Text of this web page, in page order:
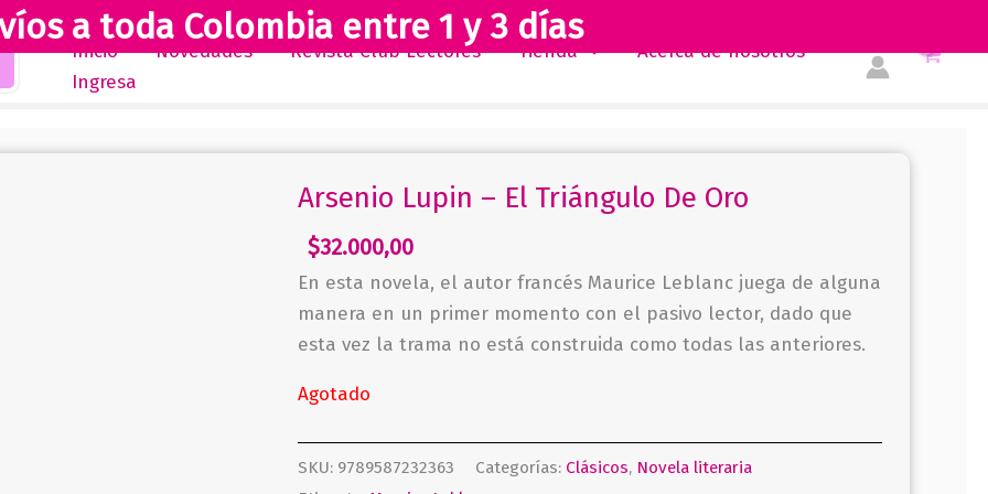
a toda Colombia entre 1 y 3 días
Inicio Novedades Revista Club Lectores Tienda
Acerca de nosotros
Ingresa
Arsenio Lupin – El Triángulo De Oro
$32.000,00
En esta novela, el autor francés Maurice Leblanc juega de alguna
manera en un primer momento con el pasivo lector, dado que
esta vez la trama no está construida como todas las anteriores.
Agotado
SKU: 9789587232363 Categorías: Clásicos, Novela literaria